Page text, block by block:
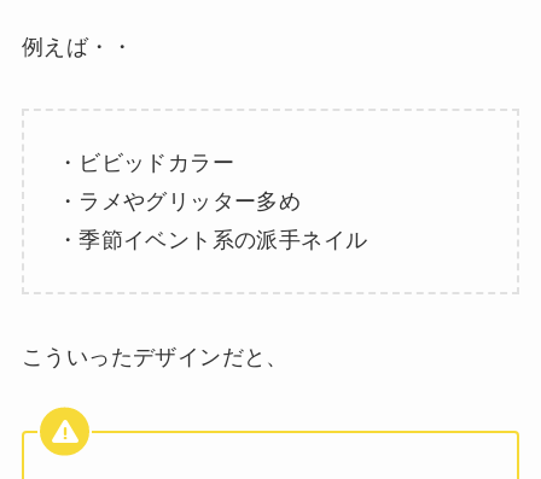
例えば・・
・ビビッドカラー
・ラメやグリッター多め
・季節イベント系の派手ネイル
こういったデザインだと、